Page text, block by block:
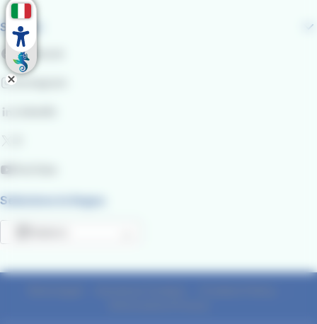
Seguici
Facebook
Instagram
Seleziona la lingua